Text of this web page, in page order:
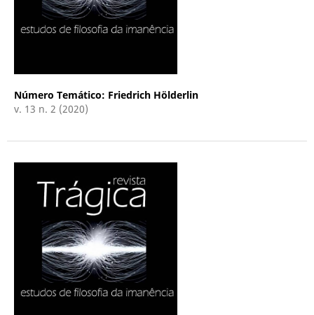
Número Temático: Friedrich Hölderlin
v. 13 n. 2 (2020)